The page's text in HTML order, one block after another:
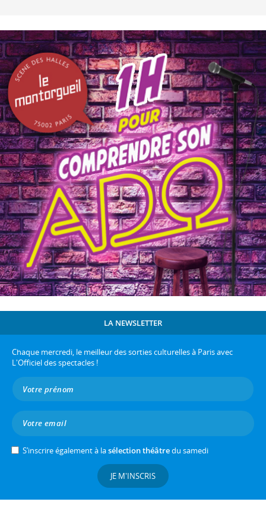
LA NEWSLETTER
Chaque mercredi, le meilleur des sorties culturelles à Paris avec
L'Officiel des spectacles !
S’inscrire également à lasélection théâtredu samedi
JE M'INSCRIS